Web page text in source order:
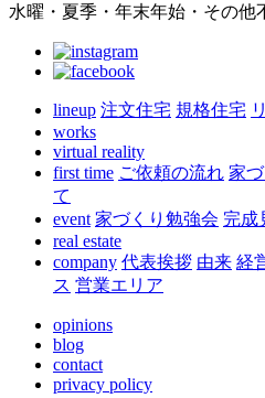
水曜・夏季・年末年始・その他
lineup 注文住宅 規格住宅
works
virtual reality
first time ご依頼の流れ 家
て
event 家づくり勉強会 完成
real estate
company 代表挨拶 由来 経
ス 営業エリア
opinions
blog
contact
privacy policy